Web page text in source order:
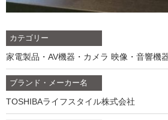
カテゴリー
家電製品・AV機器・カメラ 映像・音響機
ブランド・メーカー名
TOSHIBAライフスタイル株式会社